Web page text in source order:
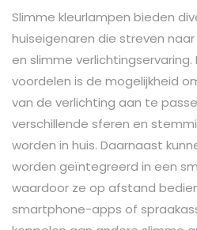
Slimme kleurlampen bieden
huiseigenaren die streven
en slimme verlichtingservaring.
voordelen is de mogelijkheid
van de verlichting aan te
verschillende sferen en
worden in huis. Daarnaast
worden geïntegreerd in een
waardoor ze op afstand
smartphone-apps of